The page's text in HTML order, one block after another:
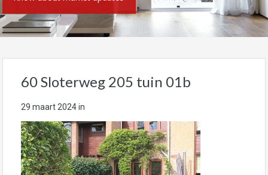
60 Sloterweg 205 tuin 01b
29 maart 2024in